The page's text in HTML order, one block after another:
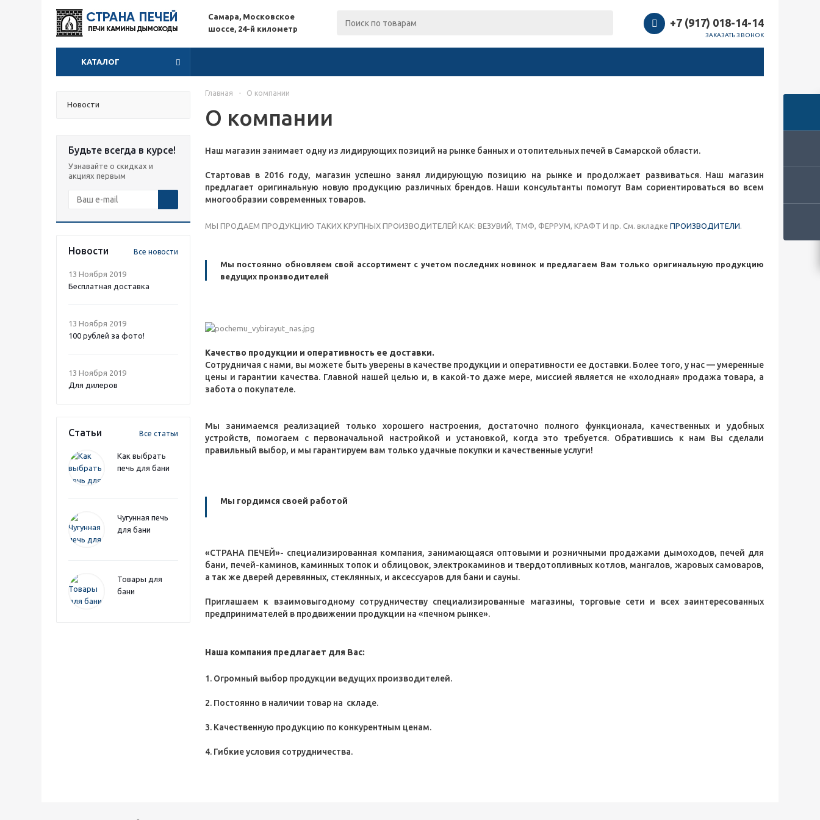
Самара, Московское
шоссе, 24-й километр
+7 (917) 018-14-14
ЗАКАЗАТЬ ЗВОНОК
КАТАЛОГ
Новости
Будьте всегда в курсе!
Узнавайте о скидках и
акциях первым
Новости Все новости
13 Ноября 2019
Бесплатная доставка
13 Ноября 2019
100 рублей за фото!
13 Ноября 2019
Для дилеров
Статьи Все статьи
Как выбрать
печь для бани
Чугунная печь
для бани
Товары для
бани
Главная - О компании
О компании
Наш магазин занимает одну из лидирующих позиций на рынке банных и отопительных печей в Самарской области.
Стартовав в 2016 году, магазин успешно занял лидирующую позицию на рынке и продолжает развиваться. Наш магазин
предлагает оригинальную новую продукцию различных брендов. Наши консультанты помогут Вам сориентироваться во всем
многообразии современных товаров.
МЫ ПРОДАЕМ ПРОДУКЦИЮ ТАКИХ КРУПНЫХ ПРОИЗВОДИТЕЛЕЙ КАК: ВЕЗУВИЙ, ТМФ, ФЕРРУМ, КРАФТ И пр. См. вкладке ПРОИЗВОДИТЕЛИ.
Мы постоянно обновляем свой ассортимент с учетом последних новинок и предлагаем Вам только оригинальную продукцию
ведущих производителей
Качество продукции и оперативность ее доставки.
Сотрудничая с нами, вы можете быть уверены в качестве продукции и оперативности ее доставки. Более того, у нас — умеренные
цены и гарантии качества. Главной нашей целью и, в какой-то даже мере, миссией является не «холодная» продажа товара, а
забота о покупателе.
Мы занимаемся реализацией только хорошего настроения, достаточно полного функционала, качественных и удобных
устройств, помогаем с первоначальной настройкой и установкой, когда это требуется. Обратившись к нам Вы сделали
правильный выбор, и мы гарантируем вам только удачные покупки и качественные услуги!
Мы гордимся своей работой
«СТРАНА ПЕЧЕЙ»- специализированная компания, занимающаяся оптовыми и розничными продажами дымоходов, печей для
бани, печей-каминов, каминных топок и облицовок, электрокаминов и твердотопливных котлов, мангалов, жаровых самоваров,
а так же дверей деревянных, стеклянных, и аксессуаров для бани и сауны.
Приглашаем к взаимовыгодному сотрудничеству специализированные магазины, торговые сети и всех заинтересованных
предпринимателей в продвижении продукции на «печном рынке».
Наша компания предлагает для Вас:
1. Огромный выбор продукции ведущих производителей.
2. Постоянно в наличии товар на складе.
3. Качественную продукцию по конкурентным ценам.
4. Гибкие условия сотрудничества.